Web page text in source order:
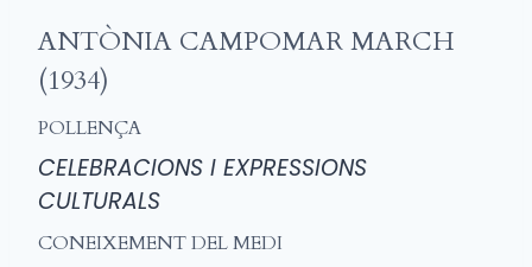
ANTÒNIA CAMPOMAR MARCH
(1934)
POLLENÇA
CELEBRACIONS I EXPRESSIONS
CULTURALS
CONEIXEMENT DEL MEDI